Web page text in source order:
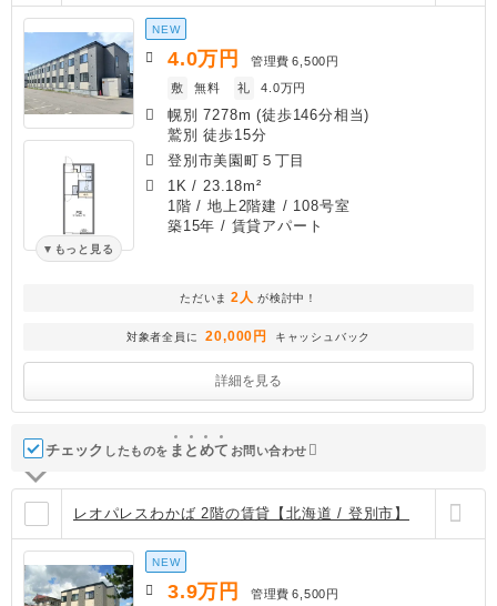
もっと見る
NEW
4.0万円 管理費 6,500円
敷
無料 礼 4.0万円
幌別 7278m (徒歩146分相当)
鷲別 徒歩15分
登別市美園町５丁目
1K / 23.18m²
1階 / 地上2階建 / 108号室
築15年 / 賃貸アパート
ただいま 2人 が検討中！
対象者全員に 20,000円 キャッシュバック
詳細を見る
チェック したものを ま と めて お問い合わせ
レオパレスわかば 2階の賃貸【北海道 / 登別市】
NEW
3.9万円 管理費 6,500円